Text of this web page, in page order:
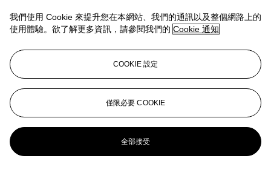
我們使用 Cookie 來提升您在本網站、我們的通訊以及整個網路上的
使用體驗。欲了解更多資訊，請參閱我們的 Cookie 通知
COOKIE 設定
僅限必要 COOKIE
全部接受